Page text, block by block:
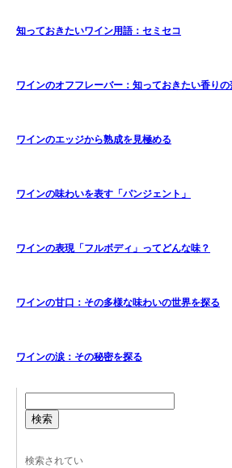
知っておきたいワイン用語：セミセコ
ワインのオフフレーバー：知っておきたい香り
ワインのエッジから熟成を見極める
ワインの味わいを表す「パンジェント」
ワインの表現「フルボディ」ってどんな味？
ワインの甘口：その多様な味わいの世界を探る
ワインの涙：その秘密を探る
検索
検索されてい